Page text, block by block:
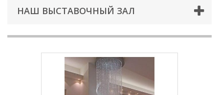
НАШ ВЫСТАВОЧНЫЙ ЗАЛ